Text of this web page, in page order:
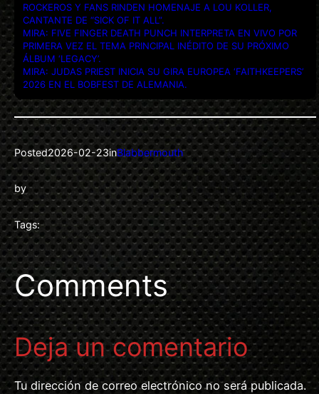
ROCKEROS Y FANS RINDEN HOMENAJE A LOU KOLLER,
CANTANTE DE “SICK OF IT ALL”.
MIRA: FIVE FINGER DEATH PUNCH INTERPRETA EN VIVO POR
PRIMERA VEZ EL TEMA PRINCIPAL INÉDITO DE SU PRÓXIMO
ÁLBUM ‘LEGACY’.
MIRA: JUDAS PRIEST INICIA SU GIRA EUROPEA ‘FAITHKEEPERS’
2026 EN EL BOBFEST DE ALEMANIA.
Posted2026-02-23inBlabbermouth
by
Tags:
Comments
Deja un comentario
Tu dirección de correo electrónico no será publicada.